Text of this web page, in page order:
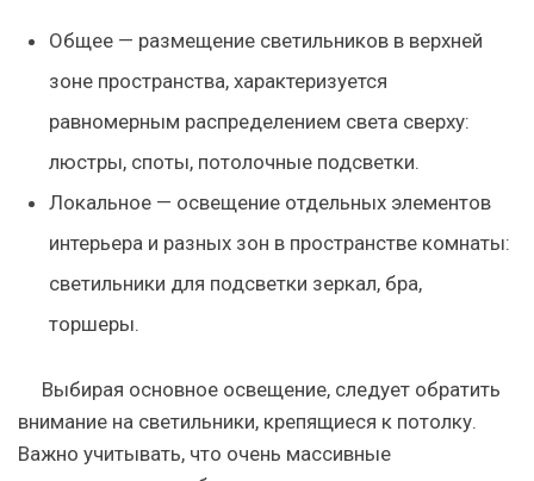
Общее— размещение светильников в верхней
зоне пространства, характеризуется
равномерным распределением света сверху:
люстры, споты, потолочные подсветки.
Локальное— освещение отдельных элементов
интерьера и разных зон в пространстве комнаты:
светильники для подсветки зеркал, бра,
торшеры.
Выбирая основное освещение, следует обратить
внимание на светильники, крепящиеся к потолку.
Важно учитывать, что очень массивные